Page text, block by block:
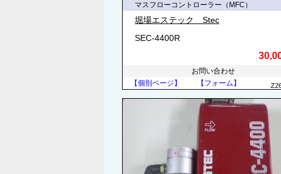
マスフローコントローラー（MFC）
堀場エステック Stec
SEC-4400R
お問い合わせ
【個別ページ】
【フォーム】